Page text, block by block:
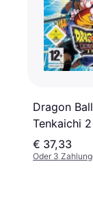
Dragon
Tenkaichi
€ 37,33
Oder 3